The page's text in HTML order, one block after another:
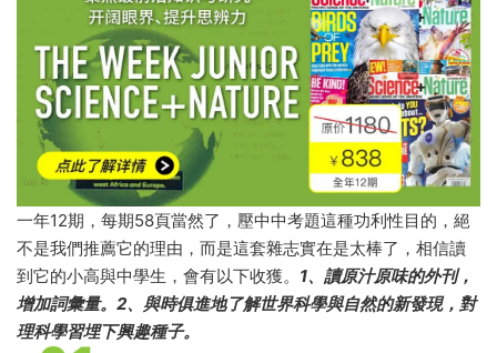
一年12期，每期58頁當然了，壓中中考題這種功利性目的，絕
不是我們推薦它的理由，而是這套雜志實在是太棒了，相信讀
到它的小高與中學生，會有以下收獲。 1、讀原汁原味的外刊，
增加詞彙量。 2、與時俱進地了解世界科學與自然的新發現，對
理科學習埋下興趣種子。